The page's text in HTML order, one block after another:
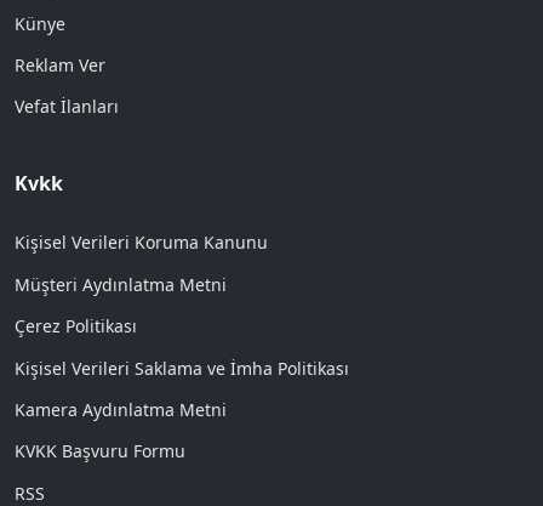
Künye
Reklam Ver
Vefat İlanları
Kvkk
Kişisel Verileri Koruma Kanunu
Müşteri Aydınlatma Metni
Çerez Politikası
Kişisel Verileri Saklama ve İmha Politikası
Kamera Aydınlatma Metni
KVKK Başvuru Formu
RSS